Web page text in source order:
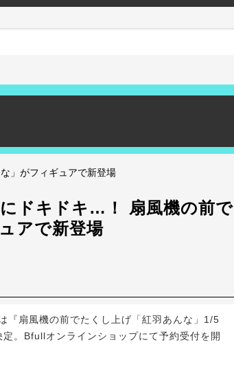
」がフィギュアで新登場
ドキドキ…！ 扇風機の前で
アで新登場
扇風機の前でたくし上げ「紅羽あんな」1/5
。Bfullオンラインショップにて予約受付を開